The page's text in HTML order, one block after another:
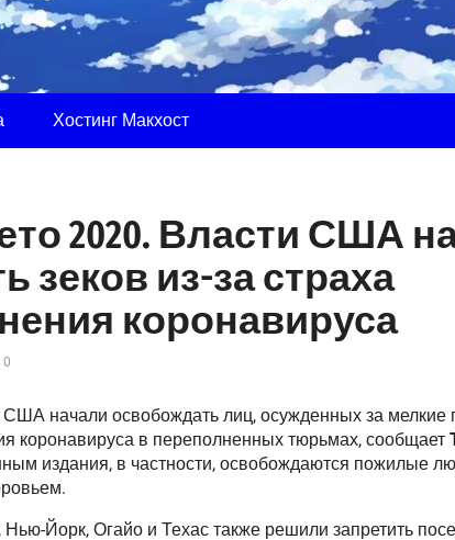
Хостинг Макхост
2020. Власти США
зеков из-за страха
коронавируса
0
США начали освобождать лиц, осужденных за мелкие
коронавируса в переполненных тюрьмах, сообщает
издания, в частности, освобождаются пожилые
Йорк, Огайо и Техас также решили запретить